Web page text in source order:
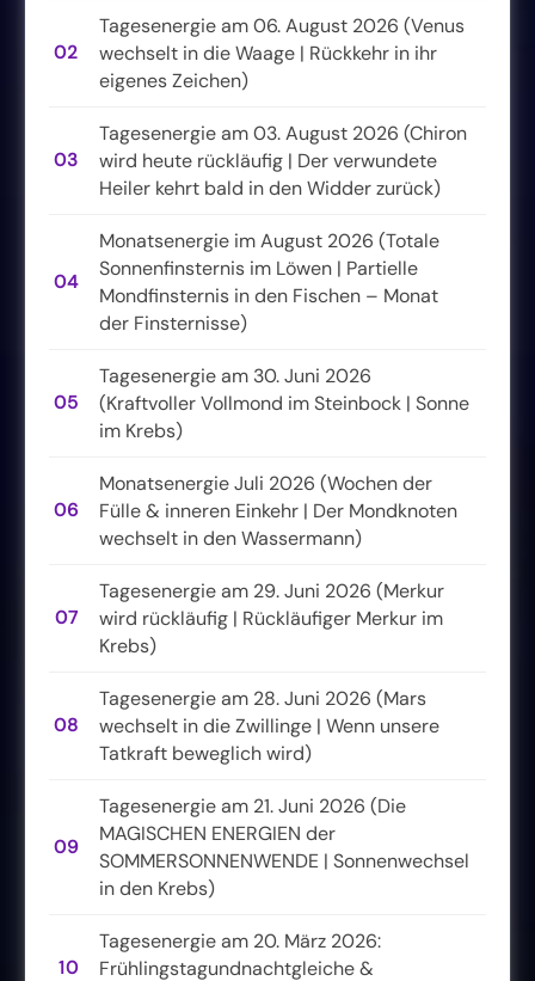
02
Tagesenergie am 06. August 2026 (Venus
wechselt in die Waage | Rückkehr in ihr
eigenes Zeichen)
03
Tagesenergie am 03. August 2026 (Chiron
wird heute rückläufig | Der verwundete
Heiler kehrt bald in den Widder zurück)
04
Monatsenergie im August 2026 (Totale
Sonnenfinsternis im Löwen | Partielle
Mondfinsternis in den Fischen – Monat
der Finsternisse)
05
Tagesenergie am 30. Juni 2026
(Kraftvoller Vollmond im Steinbock | Sonne
im Krebs)
06
Monatsenergie Juli 2026 (Wochen der
Fülle & inneren Einkehr | Der Mondknoten
wechselt in den Wassermann)
07
Tagesenergie am 29. Juni 2026 (Merkur
wird rückläufig | Rückläufiger Merkur im
Krebs)
08
Tagesenergie am 28. Juni 2026 (Mars
wechselt in die Zwillinge | Wenn unsere
Tatkraft beweglich wird)
09
Tagesenergie am 21. Juni 2026 (Die
MAGISCHEN ENERGIEN der
SOMMERSONNENWENDE | Sonnenwechsel
in den Krebs)
10
Tagesenergie am 20. März 2026:
Frühlingstagundnachtgleiche &